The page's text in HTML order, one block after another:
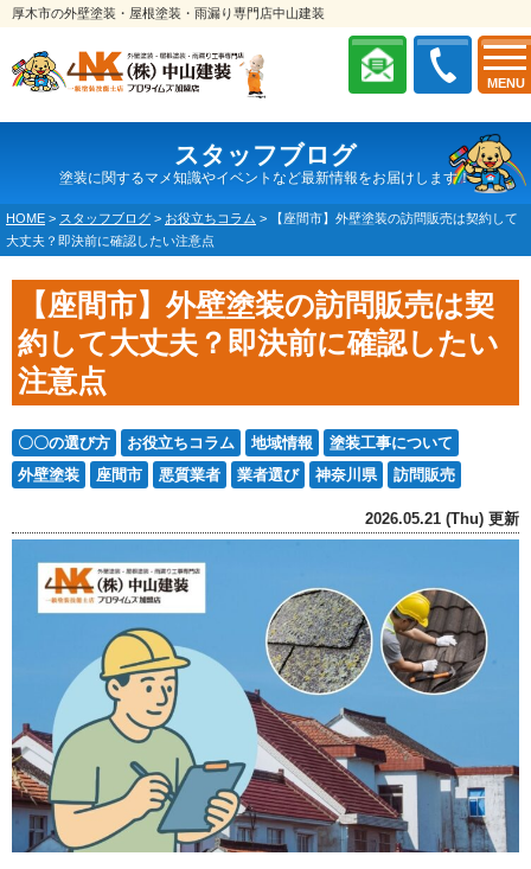
MENU
厚木市の外壁塗装・屋根塗装・雨漏り専門店中山建装
スタッフブログ
塗装に関するマメ知識やイベントなど最新情報をお届けします！
HOME > スタッフブログ > お役立ちコラム >
【座間市】外壁塗装の訪問販売は契約して
大丈夫？即決前に確認したい注意点
【座間市】外壁塗装の訪問販売は契
約して大丈夫？即決前に確認したい
注意点
〇〇の選び方 お役立ちコラム 地域情報
塗装工事について
外壁塗装
座間市 悪質業者 業者選び 神奈川県 訪問販売
2026.05.21 (Thu) 更新